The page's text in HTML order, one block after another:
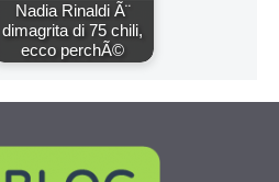
Nadia Rinaldi Ã¨
dimagrita di 75 chili,
ecco perchÃ©